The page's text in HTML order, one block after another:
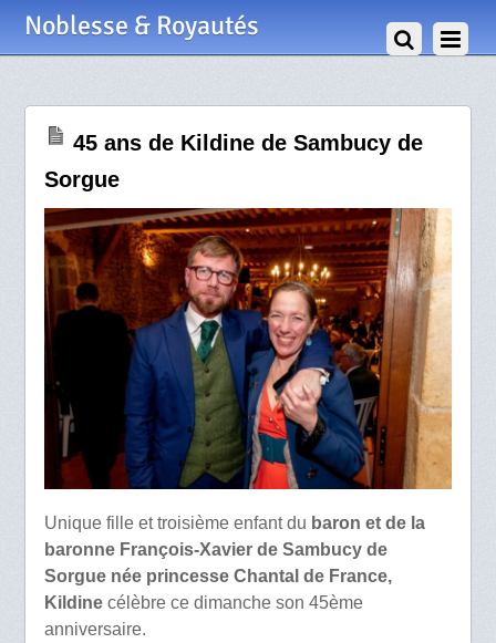
Noblesse & Royautés
45 ans de Kildine de Sambucy de
Sorgue
Unique fille et troisième enfant du baron et de la
baronne François-Xavier de Sambucy de
Sorgue née princesse Chantal de France,
Kildinecélèbre ce dimanche son 45ème
anniversaire.